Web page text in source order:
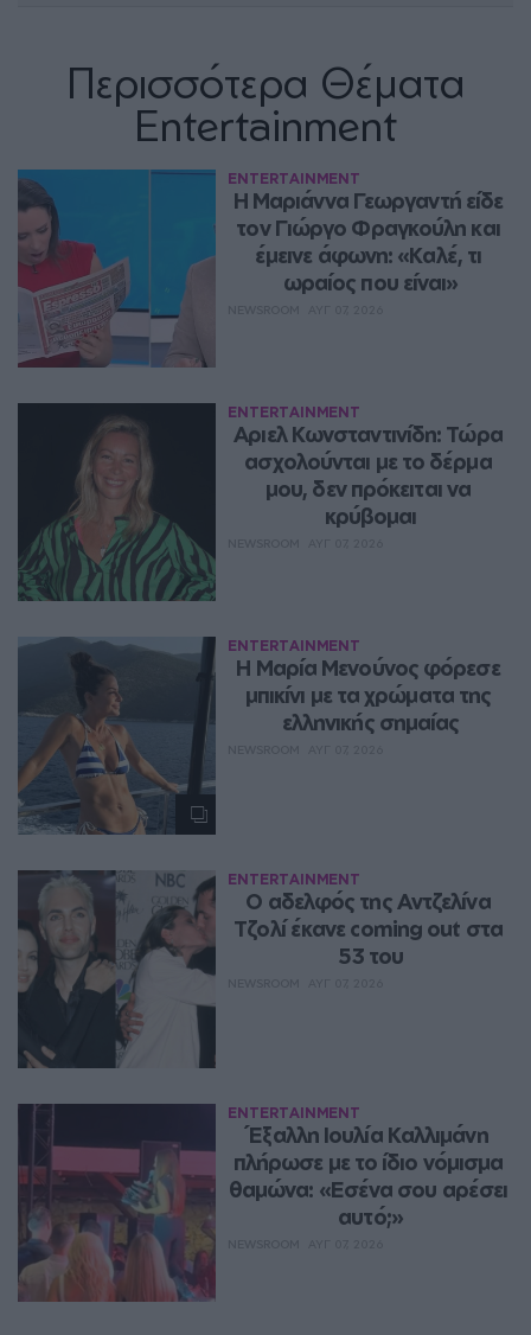
Περισσότερα Θέματα
Entertainment
ENTERTAINMENT
Η Μαριάννα Γεωργαντή είδε
τον Γιώργο Φραγκούλη και
έμεινε άφωνη: «Καλέ, τι
ωραίος που είναι»
ENTERTAINMENT
Αριελ Κωνσταντινίδη: Τώρα
ασχολούνται με το δέρμα
μου, δεν πρόκειται να
κρύβομαι
ENTERTAINMENT
Η Μαρία Μενούνος φόρεσε
μπικίνι με τα χρώματα της
ελληνικής σημαίας
ENTERTAINMENT
Ο αδελφός της Αντζελίνα
Τζολί έκανε coming out στα
53 του
ENTERTAINMENT
Έξαλλη Ιουλία Καλλιμάνη
πλήρωσε με το ίδιο νόμισμα
θαμώνα: «Εσένα σου αρέσει
αυτό;»